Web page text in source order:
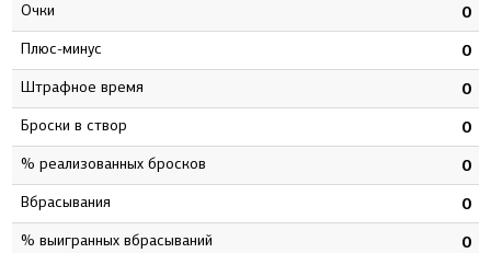
Очки 0
Плюс-минус 0
штрафное время 0
Броски в створ 0
% реализованных бросков 0
Вбрасывания 0
% выигранных вбрасываний 0